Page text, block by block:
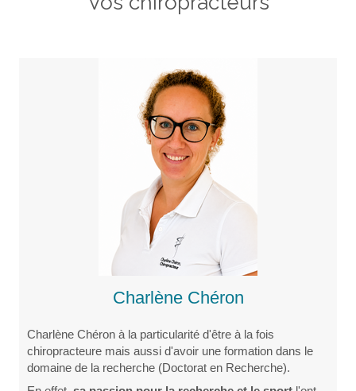
Charlène Chéron
Charlène Chéron à la particularité d'être à la fois
chiropracteure mais aussi d'avoir une formation dans le
domaine de la recherche (Doctorat en Recherche).